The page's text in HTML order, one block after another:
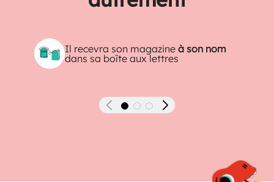
Il recevra son magazineà son nom
dans sa boîte aux lettres
Précédent Suivant